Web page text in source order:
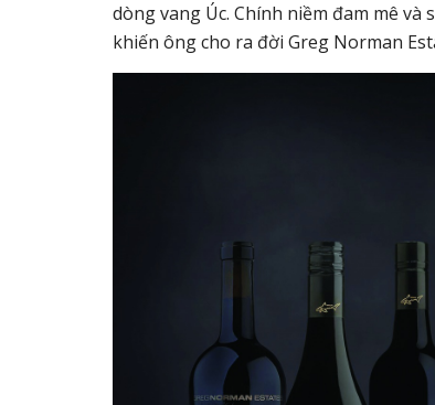
dòng vang Úc. Chính niềm đam mê
khiến ông cho ra đời Greg Norman